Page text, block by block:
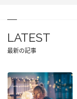
LATEST
最新の記事